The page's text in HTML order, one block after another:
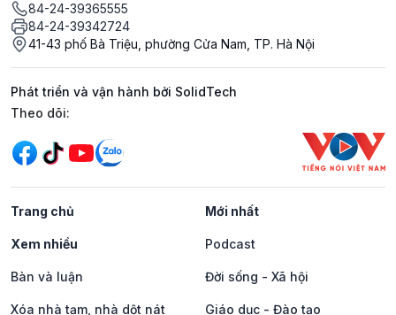
84-24-39365555
84-24-39342724
41-43 phố Bà Triệu, phường Cửa Nam, TP. Hà Nội
Phát triển và vận hành bởi SolidTech
Mạng xã hội
Theo dõi:
Trang chủ Mới nhất
Xem nhiều Podcast
Bàn và luận Đời sống - Xã hội
Xóa nhà tạm, nhà dột nát Giáo dục - Đào tạo